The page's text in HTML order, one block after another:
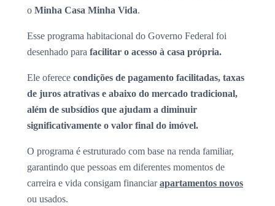
o Minha Casa Minha Vida.
Esse programa habitacional do Governo Federal foi
desenhado para facilitar o acesso à casa própria.
Ele oferece condições de pagamento facilitadas, taxas
de juros atrativas e abaixo do mercado tradicional,
além de subsídios que ajudam a diminuir
significativamente o valor final do imóvel.
O programa é estruturado com base na renda familiar,
garantindo que pessoas em diferentes momentos de
carreira e vida consigam financiarapartamentos novos
ou usados.